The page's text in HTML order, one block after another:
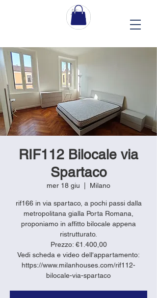
RIF112 Bilocale via
Spartaco
mer 18 giu Milano
rif166 in via spartaco, a pochi passi dalla
metropolitana gialla Porta Romana,
proponiamo in affitto bilocale appena
ristrutturato.
Prezzo: €1.400,00
Vedi scheda e video dell'appartamento:
https://www.milanhouses.com/rif112-
bilocale-via-spartaco